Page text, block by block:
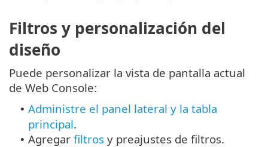
Filtros y personalización del
diseño
Puede personalizar la vista de pantalla actual
de Web Console:
• Administre el panel lateral y la tabla
principal.
• Agregar filtros y preajustes de filtros.